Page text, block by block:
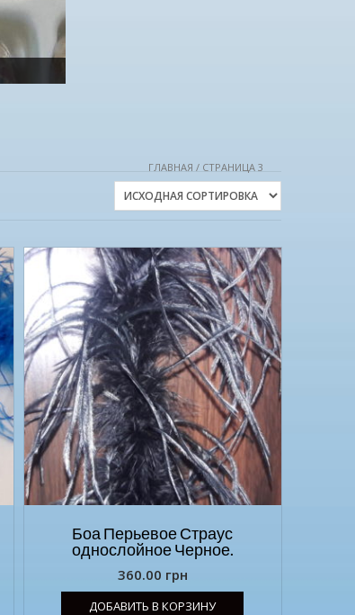
ГЛАВНАЯ / СТРАНИЦА 3
Боа Перьевое Страус
однослойное Черное.
360.00 грн
ДОБАВИТЬ В КОРЗИНУ